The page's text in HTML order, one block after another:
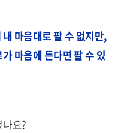
마음대로 팔 수 없지만,
마음에 든다면 팔 수 있
요?